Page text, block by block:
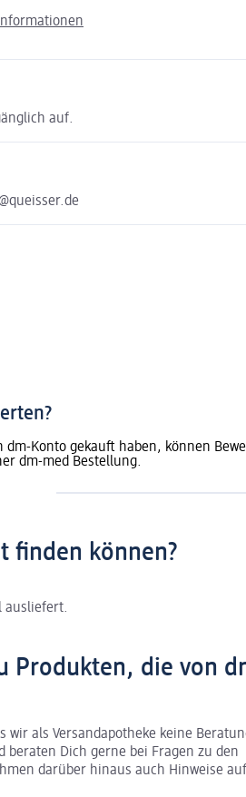
auf.
Konto gekauft haben, können
dm-med Bestellung.
finden können?
ausliefert.
Produkten, die von
als Versandapotheke keine
beraten Dich gerne bei Fragen zu den
darüber hinaus auch Hinweise auf